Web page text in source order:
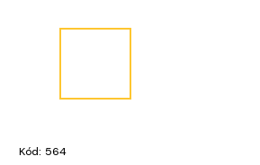
Kód: 564